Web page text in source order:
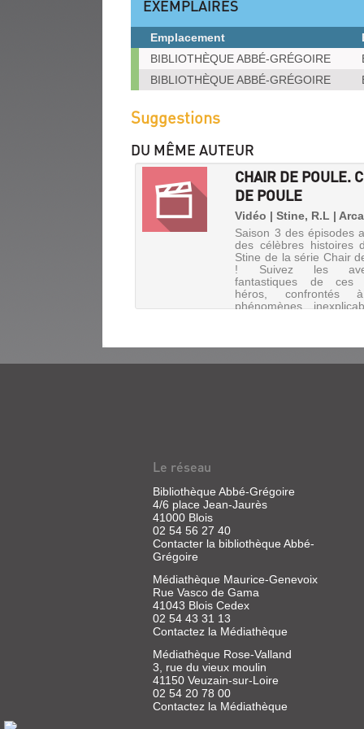
EXEMPLAIRES
Exemplaires
Emplacement
BIBLIOTHÈQUE ABBÉ-GRÉGOIRE
BIBLIOTHÈQUE ABBÉ-GRÉGOIRE
Suggestions
DU MÊME AUTEUR
CHAIR DE POULE.
DE POULE
Vidéo | Stine, R.L |
Saison 3 des épisodes
des célèbres histoires
Stine de la série Chair
! Suivez les
fantastiques de ces
héros, confrontés
phénomènes
Livre
Stine,
R.L.
J'ai
lu,
(Peur
bleue)
NANA
Le réseau
Bibliothèque Abbé-Grégoire
4/6 place Jean-Jaurès
41000 Blois
02 54 56 27 40
Contacter la bibliothèque Abbé-
Grégoire
Médiathèque Maurice-Genevoix
Rue Vasco de Gama
41043 Blois Cedex
02 54 43 31 13
Contactez la Médiathèque
Médiathèque Rose-Valland
3, rue du vieux moulin
41150 Veuzain-sur-Loire
02 54 20 78 00
Contactez la Médiathèque